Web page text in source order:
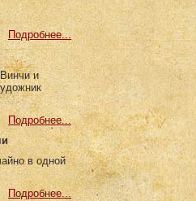
Подробнее...
и
Подробнее...
в одной
Подробнее...